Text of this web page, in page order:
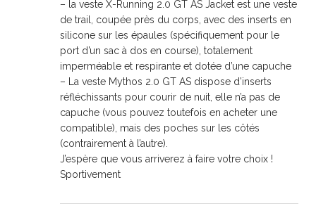
– la veste X-Running 2.0 GT AS Jacket est une veste
de trail, coupée près du corps, avec des inserts en
silicone sur les épaules (spécifiquement pour le
port d’un sac à dos en course), totalement
imperméable et respirante et dotée d’une capuche
– La veste Mythos 2.0 GT AS dispose d’inserts
réfléchissants pour courir de nuit, elle n’a pas de
capuche (vous pouvez toutefois en acheter une
compatible), mais des poches sur les côtés
(contrairement à l’autre).
J’espère que vous arriverez à faire votre choix !
Sportivement